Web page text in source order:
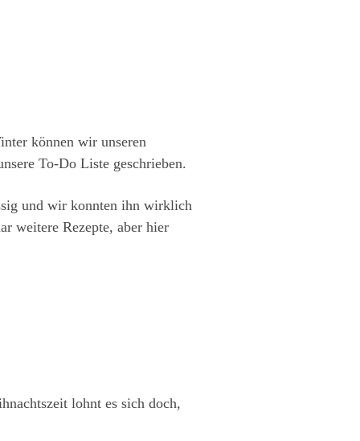
können wir unseren
To-Do Liste geschrieben.
und wir konnten ihn wirklich
weitere Rezepte, aber hier
lohnt es sich doch,